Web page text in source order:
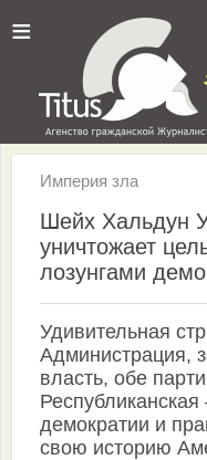
≡
Империя зла
Шейх Хальдун
уничтожает
лозунгами
Удивительная
Администрация,
власть, обе
демократии и
свою историю